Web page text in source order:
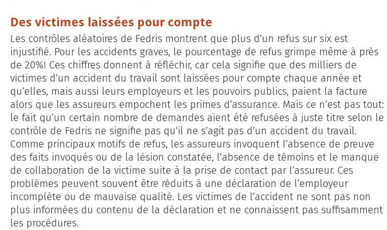
Des victimes laissées pour compte
Les contrôles aléatoires de Fedris montrent que plus d’un refus sur six est
injustifié. Pour les accidents graves, le pourcentage de refus grimpe même à près
de 20%! Ces chiffres donnent à réfléchir, car cela signifie que des milliers de
victimes d’un accident du travail sont laissées pour compte chaque année et
qu’elles, mais aussi leurs employeurs et les pouvoirs publics, paient la facture
alors que les assureurs empochent les primes d’assurance. Mais ce n’est pas tout:
le fait qu’un certain nombre de demandes aient été refusées à juste titre selon le
contrôle de Fedris ne signifie pas qu’il ne s’agit pas d’un accident du travail.
Comme principaux motifs de refus, les assureurs invoquent l’absence de preuve
des faits invoqués ou de la lésion constatée, l’absence de témoins et le manque
de collaboration de la victime suite à la prise de contact par l’assureur. Ces
problèmes peuvent souvent être réduits à une déclaration de l’employeur
incomplète ou de mauvaise qualité. Les victimes de l’accident ne sont pas non
plus informées du contenu de la déclaration et ne connaissent pas suffisamment
les procédures.